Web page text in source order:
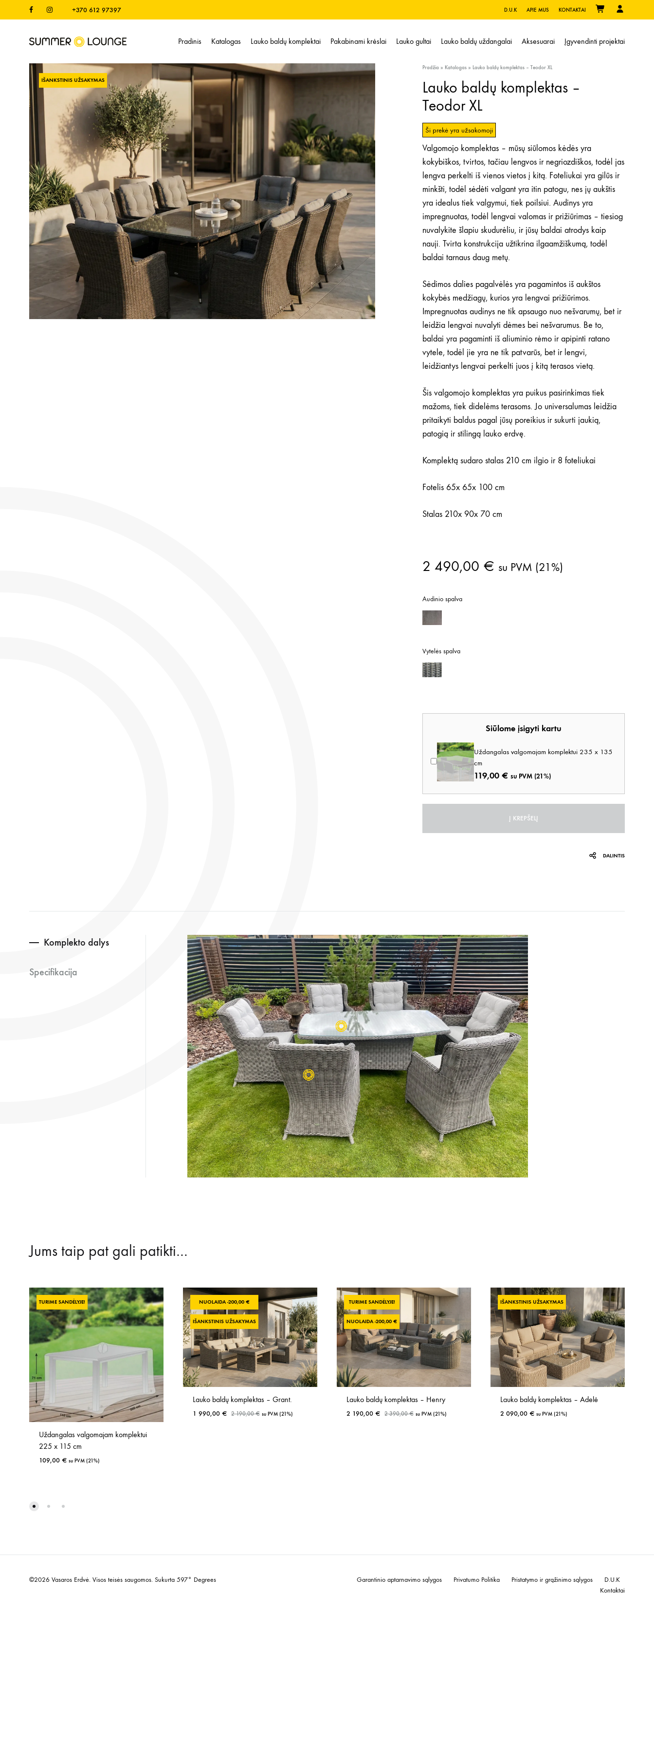
FacebookInstagram+370 612 97397 D.U.K APIE MUS KONTAKTAI
Erdvė
lauko
baldų
ekspertai
pristatantys
aukščiausios
klasės
sprendimus
Pradinis Katalogas Lauko baldų komplektai Pakabinami krėslai Lauko gultai Lauko baldų uždangalai Aksesuarai Įgyvendinti projektai
IŠANKSTINIS UŽSAKYMAS
Pradžia » Katalogas» Lauko baldų komplektas – Teodor XL
Lauko baldų komplektas –
Teodor XL
Ši prekė yra užsakomoji
Valgomojo komplektas – mūsų siūlomos kėdės yra
kokybiškos, tvirtos, tačiau lengvos ir negriozdiškos, todėl jas
lengva perkelti iš vienos vietos į kitą. Foteliukai yra gilūs ir
minkšti, todėl sėdėti valgant yra itin patogu, nes jų aukštis
yra idealus tiek valgymui, tiek poilsiui. Audinys yra
impregnuotas, todėl lengvai valomas ir prižiūrimas – tiesiog
nuvalykite šlapiu skudurėliu, ir jūsų baldai atrodys kaip
nauji. Tvirta konstrukcija užtikrina ilgaamžiškumą, todėl
baldai tarnaus daug metų.
Sėdimos dalies pagalvėlės yra pagamintos iš aukštos
kokybės medžiagų, kurios yra lengvai prižiūrimos.
Impregnuotas audinys ne tik apsaugo nuo nešvarumų, bet ir
leidžia lengvai nuvalyti dėmes bei nešvarumus. Be to,
baldai yra pagaminti iš aliuminio rėmo ir apipinti ratano
vytele, todėl jie yra ne tik patvarūs, bet ir lengvi,
leidžiantys lengvai perkelti juos į kitą terasos vietą.
Šis valgomojo komplektas yra puikus pasirinkimas tiek
mažoms, tiek didelėms terasoms. Jo universalumas leidžia
pritaikyti baldus pagal jūsų poreikius ir sukurti jaukią,
patogią ir stilingą lauko erdvę.
Komplektą sudaro stalas 210 cm ilgio ir 8 foteliukai
Fotelis 65x 65x 100 cm
Stalas 210x 90x 70 cm
2 490,00 € su PVM (21%)
Audinio spalva
Tamsiai pilka 167
Vytelės spalva
Tamsiai pilka
Siūlome įsigyti kartu
Uždangalas valgomajam komplektui 235 x 135
cm
119,00€ su PVM (21%)
Į KREPŠELĮ
DALINTIS
Komplekto dalys
Specifikacija
Jums taip pat gali patikti…
TURIME SANDĖLYJE!
Uždangalas valgomajam komplektui
225 x 115 cm
109,00 € su PVM (21%)
NUOLAIDA -200,00 €
IŠANKSTINIS UŽSAKYMAS
Lauko baldų komplektas – Grant.
1 990,00 € 2 190,00€ su PVM (21%)
TURIME SANDĖLYJE!
NUOLAIDA -200,00 €
Lauko baldų komplektas – Henry
2 190,00 € 2 390,00€ su PVM (21%)
IŠANKSTINIS UŽSAKYMAS
Lauko baldų komplektas – Adelė
2 090,00 € su PVM (21%)
©2026 Vasaros Erdvė. Visos teisės saugomos. Sukurta 597° Degrees Garantinio aptarnavimo sąlygos Privatumo Politika Pristatymo ir grąžinimo sąlygos
D.U.K
Kontaktai